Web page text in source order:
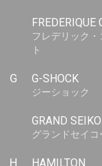
FREDERIQUE
フレデリック・
ト
G G-SHOCK
ジーショック
GRAND SEIKO
グランドセイコ
H HAMILTON